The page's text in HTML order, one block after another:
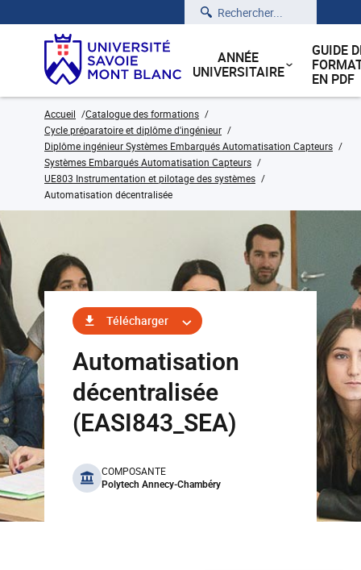
Rechercher
ANNÉE
UNIVERSITAIRE
GUIDE
EN PDF
Accueil
Catalogue des formations
Cycle préparatoire et diplôme d'ingénieur
Diplôme ingénieur Systèmes Embarqués Automatisation Capteurs
Systèmes Embarqués Automatisation Capteurs
UE803 Instrumentation et pilotage des systèmes
Automatisation décentralisée
Télécharger
Automatisation
décentralisée
(EASI843_SEA)
benefits
COMPOSANTE
Polytech Annecy-Chambéry